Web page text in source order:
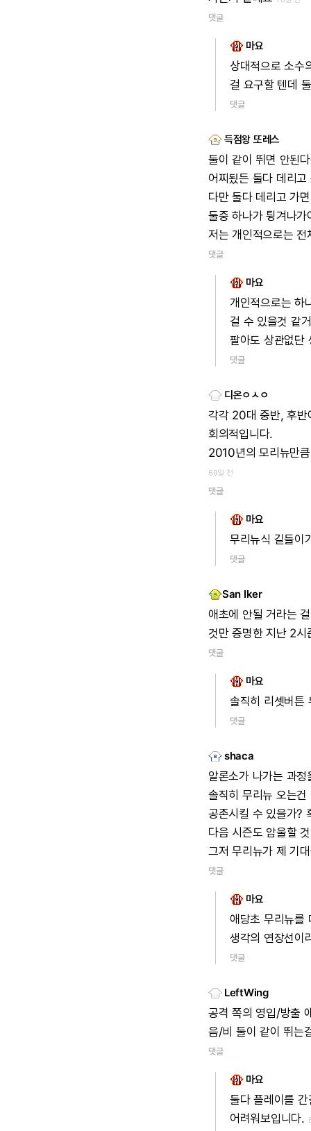
댓글
마요
상대적으로 소수
걸 요구할 텐데
댓글
득점왕 또레스
둘이 같이 뛰면 안된
어찌됬든 둘다 데리고
다만둘다 데리고 가면
둘중하나가 튕겨나가
저는 개인적으로는 전
댓글
마요
개인적으로는 하
걸 수 있을것 같
팔아도 상관없단
댓글
디온ㅇㅅㅇ
각각 20대 중반, 후반
회의적입니다.
2010년의모리뉴만큼
69일 전
댓글
마요
무리뉴식 길들이
댓글
San Iker
애초에 안될 거라는 걸
것만 증명한 지난 2시
댓글
마요
솔직히 리셋버튼
댓글
shaca
알론소가 나가는 과정
솔직히 무리뉴 오는건
공존시킬 수 있을가?
다음 시즌도 암울할 것
그저무리뉴가 제 기
댓글
마요
애당초 무리뉴를
생각의 연장선이
댓글
LeftWing
공격 쪽의 영입/방출
음/비 둘이 같이 뛰는
댓글
마요
둘다 플레이를 간
어려워보입니다.